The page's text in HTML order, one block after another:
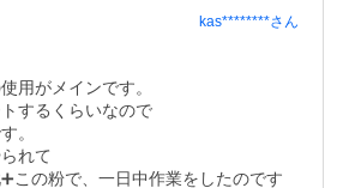
kas********さん
用がメインです。
するくらいなので
。
れて
この粉で、一日中作業をしたのです